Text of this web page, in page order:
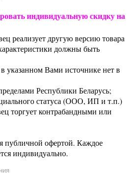
индивидуальную скидку на
реализует другую версию товара
должны быть
в указанном Вами источнике нет в
Республики Беларусь;
статуса (ООО, ИП и т.п.)
торгует контрабандными или
публичной офертой. Каждое
индивидуально.